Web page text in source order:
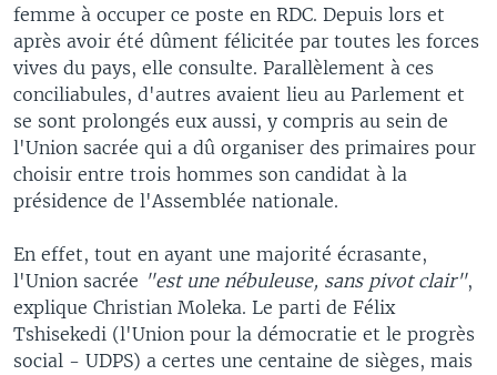
femme à occuper ce poste en RDC. Depuis lors et
après avoir été dûment félicitée par toutes les forces
vives du pays, elle consulte. Parallèlement à ces
conciliabules, d'autres avaient lieu au Parlement et
se sont prolongés eux aussi, y compris au sein de
l'Union sacrée qui a dû organiser des primaires pour
choisir entre trois hommes son candidat à la
présidence de l'Assemblée nationale.
En effet, tout en ayant une majorité écrasante,
l'Union sacrée "est une nébuleuse, sans pivot clair",
explique Christian Moleka. Le parti de Félix
Tshisekedi (l'Union pour la démocratie et le progrès
social - UDPS) a certes une centaine de sièges, mais